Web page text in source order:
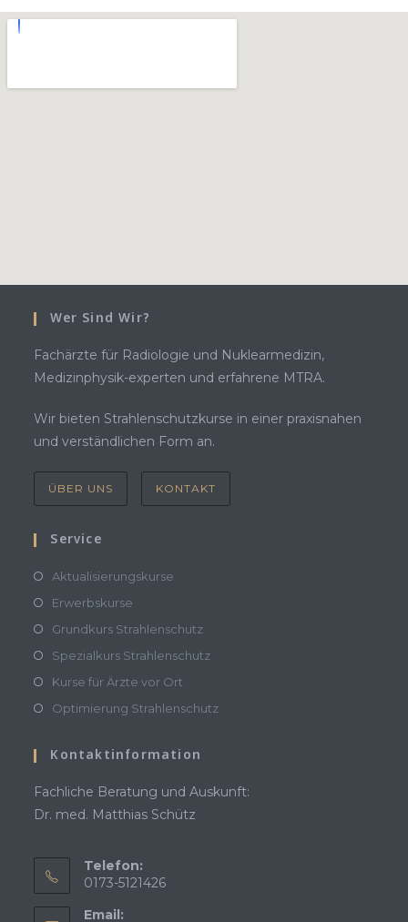
Wer Sind Wir?
Fachärzte für Radiologie und Nuklearmedizin,
Medizinphysik-experten und erfahrene MTRA.
Wir bieten Strahlenschutzkurse in einer praxisnahen
und verständlichen Form an.
ÜBER UNS KONTAKT
Service
Aktualisierungskurse
Erwerbskurse
Grundkurs Strahlenschutz
Spezialkurs Strahlenschutz
Kurse für Ärzte vor Ort
Optimierung Strahlenschutz
Kontaktinformation
Fachliche Beratung und Auskunft:
Dr. med. Matthias Schütz
Telefon:
0173-5121426
Email: